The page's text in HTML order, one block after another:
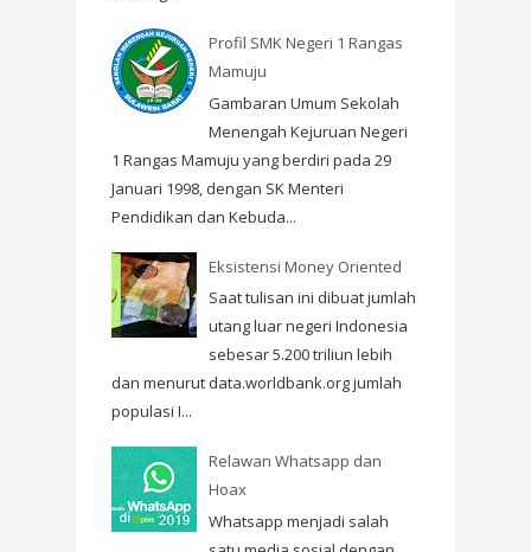
Profil SMK Negeri 1 Rangas
Mamuju
Gambaran Umum Sekolah
Menengah Kejuruan Negeri
1 Rangas Mamuju yang berdiri pada 29
Januari 1998, dengan SK Menteri
Pendidikan dan Kebuda...
Eksistensi Money Oriented
Saat tulisan ini dibuat jumlah
utang luar negeri Indonesia
sebesar 5.200 triliun lebih
dan menurut data.worldbank.org jumlah
populasi I...
Relawan Whatsapp dan
Hoax
Whatsapp menjadi salah